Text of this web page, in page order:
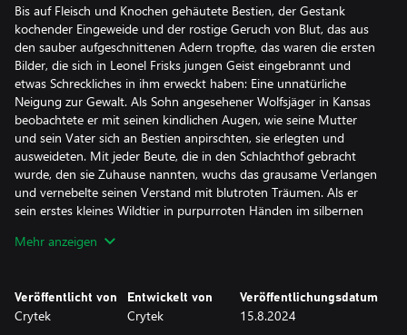
Bis auf Fleisch und Knochen gehäutete Bestien, der Gestank
kochender Eingeweide und der rostige Geruch von Blut, das aus
den sauber aufgeschnittenen Adern tropfte, das waren die ersten
Bilder, die sich in Leonel Frisks jungen Geist eingebrannt und
etwas Schreckliches in ihm erweckt haben: Eine unnatürliche
Neigung zur Gewalt. Als Sohn angesehener Wolfsjäger in Kansas
beobachtete er mit seinen kindlichen Augen, wie seine Mutter
und sein Vater sich an Bestien anpirschten, sie erlegten und
ausweideten. Mit jeder Beute, die in den Schlachthof gebracht
wurde, den sie Zuhause nannten, wuchs das grausame Verlangen
und vernebelte seinen Verstand mit blutroten Träumen. Als er
sein erstes kleines Wildtier in purpurroten Händen im silbernen
seinen Übergangsritus feiern, ohne sich des unheiligen
Es waren die Wölfe – nicht sein Vater – die Frisk das Jagen
Mehr anzeigen
Veröffentlicht von
Crytek
Entwickelt von
Crytek
Veröffentlichungsdatum
15.8.2024